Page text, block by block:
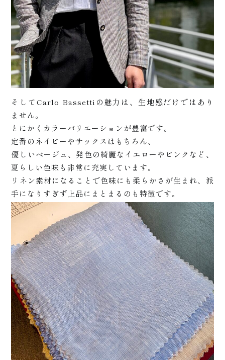
プ
そしてCarlo Bassettiの魅力は、生地感だけではあり
ません。
とにかくカラーバリエーションが豊富です。
定番のネイビーやサックスはもちろん、
優しいベージュ、発色の綺麗なイエローやピンクなど、
夏らしい色味も非常に充実しています。
リネン素材になることで色味にも柔らかさが生まれ、派
手になりすぎず上品にまとまるのも特徴です。